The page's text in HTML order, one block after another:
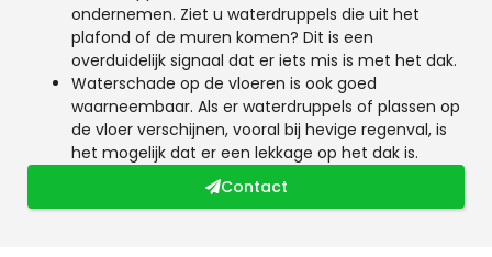
ondernemen. Ziet u waterdruppels die uit het
plafond of de muren komen? Dit is een
overduidelijk signaal dat er iets mis is met het dak.
Waterschade op de vloeren is ook goed
waarneembaar. Als er waterdruppels of plassen op
de vloer verschijnen, vooral bij hevige regenval, is
het mogelijk dat er een lekkage op het dak is.
Contact